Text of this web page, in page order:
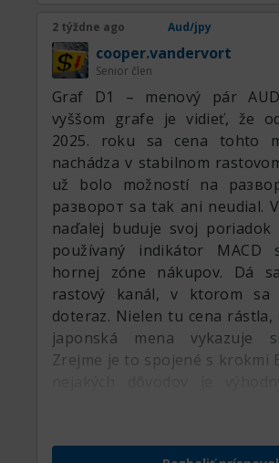
2 týždne ago Aud/jpy
cooper.vandervort
Senior člen
Graf D1 – menový pár
vyššom grafe je vidieť, že
2025. roku sa cena tohto
nachádza v stabilnom
už bolo možností na
разворот sa tak ani neudial.
naďalej buduje svoj poriadok
používaný indikátor MACD
hornej zóne nákupov. Dá
rastový kanál, v ktorom sa
doteraz. Nielen tu cena
japonská mena vykazuje
Zrejme je to spojené s krokmi
časť rozpočtu na